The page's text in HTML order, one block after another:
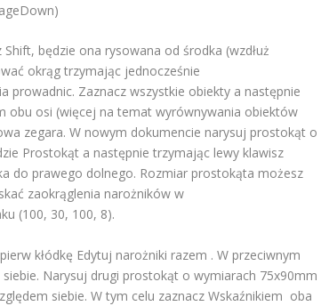
będzie ona rysowana od środka (wzdłuż
okrąg trzymając jednocześnie
prowadnic. Zaznacz wszystkie obiekty a następnie
obu osi (więcej na temat wyrównywania obiektów
zegara. W nowym dokumencie narysuj prostokąt o
Prostokąt a następnie trzymając lewy klawisz
do prawego dolnego. Rozmiar prostokąta możesz
zaokrąglenia narożników w
(100, 30, 100, 8).
kłódkę Edytuj narożniki razem . W przeciwnym
Narysuj drugi prostokąt o wymiarach 75x90mm
siebie. W tym celu zaznacz Wskaźnikiem oba